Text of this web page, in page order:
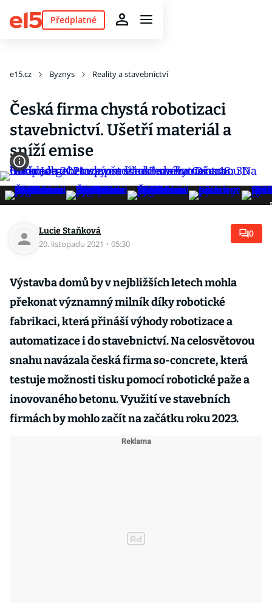
Předplatné
e15.cz Byznys Reality a stavebnictví
Česká firma chystá robotizaci
stavebnictví. Ušetří materiál a
sníží emise
Lucie Staňková
20. listopadu 2021 · 05:30
0
Výstavba domů by v nejbližších letech mohla
překonat významný milník díky robotické
fabrikaci, která přináší výhody robotizace a
automatizace i do stavebnictví. Na celosvětovou
snahu navázala česká firma so-concrete, která
testuje možnosti tisku pomocí robotické paže a
inovovaného betonu. Využití ve stavebních
firmách by mohlo začít na začátku roku 2023.